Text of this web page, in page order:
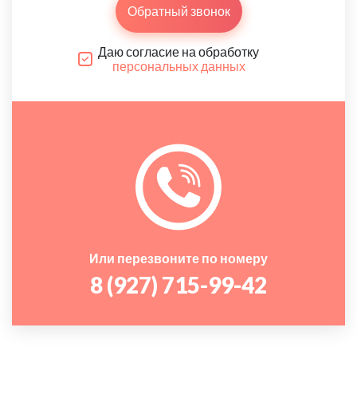
Обратный звонок
Даю согласие на обработку
персональных данных
Или перезвоните по номеру
8 (927) 715-99-42